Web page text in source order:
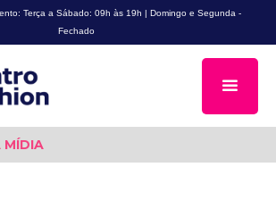
Terça a Sábado: 09h às 19h | Domingo e Segunda -
Fechado
MÍDIA